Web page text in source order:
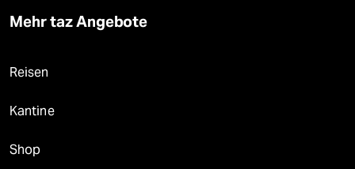
Mehr taz Angebote
Reisen
Kantine
Shop